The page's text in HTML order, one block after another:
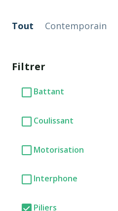
Tout Contemporain
Filtrer
Battant
Coulissant
Motorisation
Interphone
Piliers